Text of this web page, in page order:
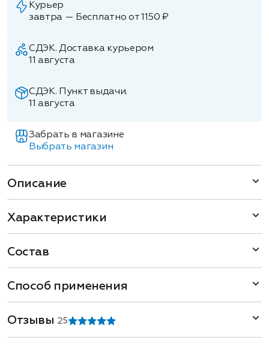
Курьер
завтра — Бесплатно от 1150 ₽
СДЭК. Доставка курьером
11 августа
СДЭК. Пункт выдачи.
11 августа
Забрать в магазине
Выбрать магазин
Описание
Характеристики
Состав
Способ применения
Отзывы 25